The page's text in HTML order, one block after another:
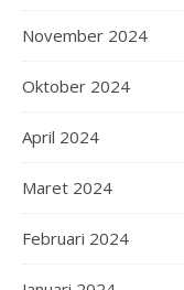
November 2024
Oktober 2024
April 2024
Maret 2024
Februari 2024